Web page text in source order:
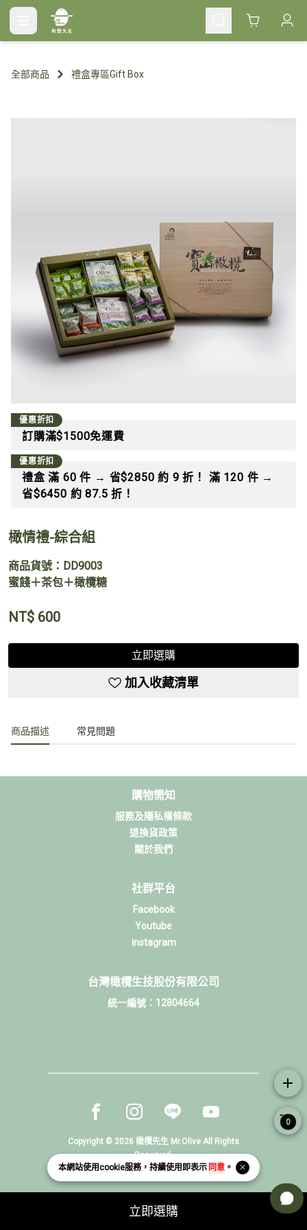
Cart
本網站使用cookie服務，持續使用即表示 同意。
全部商品 禮盒專區Gift Box
優惠折扣
訂購滿$1500免運費
優惠折扣
禮盒 滿 60 件 → 省$2850 約 9 折！ 滿 120 件 →
省$6450 約 87.5 折！
橄情禮-綜合組
商品貨號：DD9003
蜜餞＋茶包＋橄欖糖
NT$ 600
立即選購
立即選購
加入收藏清單
商品描述 常見問題
購物需知
服務及隱私權條款
退換貨政策
關於我們
社群平台
Facebook
Youtube
instagram
台灣橄欖生技股份有限公司
統一編號：12804664
Facebook page
Instagram page
Line pageYoutube page
Copyright © 2026 橄欖先生 Mr.Olive All Rights
Reserved.
Powered byBVSHOP.
add
0